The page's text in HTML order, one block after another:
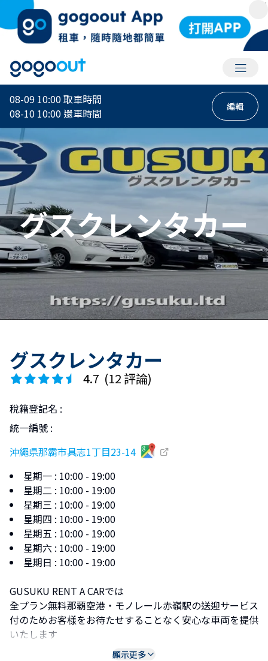
會員選
08-09 10:00取車時間
08-10 10:00還車時間 編輯
グスクレンタカー
グスクレンタカー
4.7 (12 評論)
稅籍登記名 :
統一編號 :
沖繩県那霸市具志1丁目23-14
星期一 : 10:00 - 19:00
星期二 : 10:00 - 19:00
星期三 : 10:00 - 19:00
星期四 : 10:00 - 19:00
星期五 : 10:00 - 19:00
星期六 : 10:00 - 19:00
星期日 : 10:00 - 19:00
GUSUKU RENT A CARでは
全プラン無料那覇空港・モノレール赤嶺駅の送迎サービス
付のためお客様をお待たせすることなく安心な車両を提供
いたします
公式LINEでのやり取りとなりますので友だち登録して頂
顯示更多